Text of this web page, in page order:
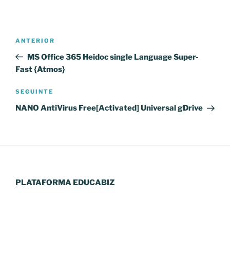
artigos
Conteúdo
anterior
ANTERIOR
MS Office 365 Heidoc single Language Super-
Fast {Atmos}
Conteúdo
seguinte
SEGUINTE
NANO AntiVirus Free[Activated] Universal gDrive
PLATAFORMA EDUCABIZ